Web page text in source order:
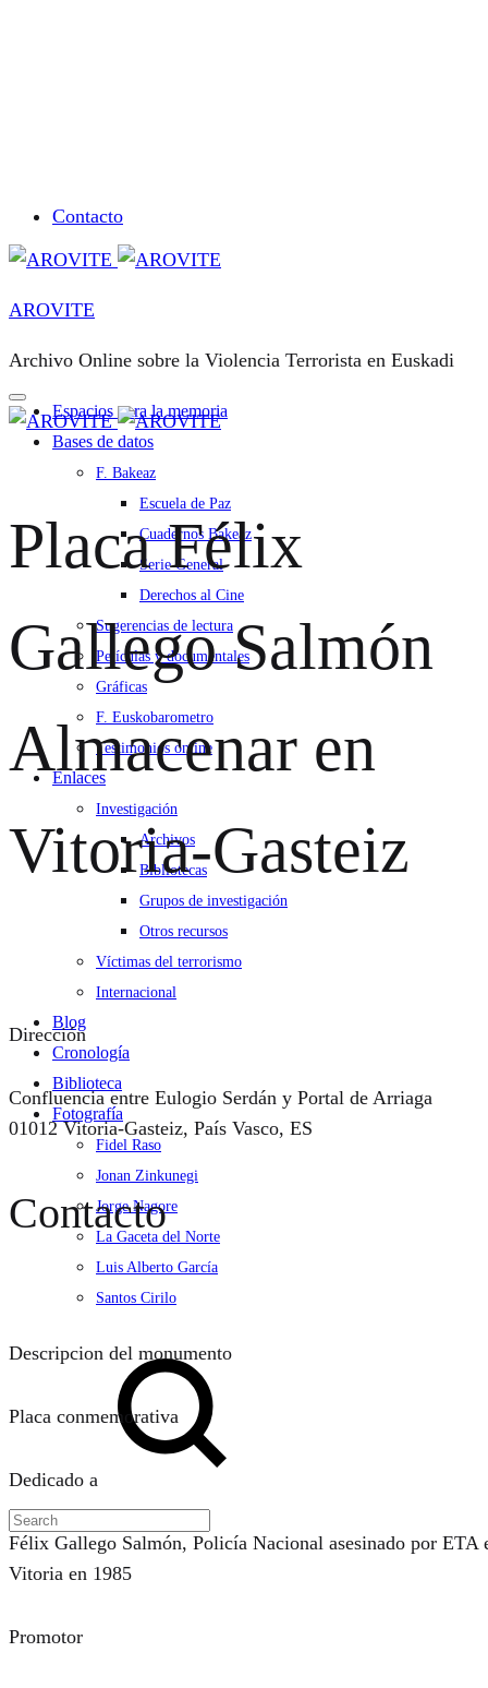
Contacto
AROVITE
Archivo Online sobre la Violencia Terrorista en Euskadi
Espacios para la memoria
Bases de datos
F. Bakeaz
Escuela de Paz
Cuadernos Bakeaz
Serie General
Derechos al Cine
Sugerencias de lectura
Películas y documentales
Gráficas
F. Euskobarometro
Testimonios online
Enlaces
Investigación
Archivos
Bibliotecas
Grupos de investigación
Otros recursos
Víctimas del terrorismo
Internacional
Blog
Cronología
Biblioteca
Fotografía
Fidel Raso
Jonan Zinkunegi
Jorge Nagore
La Gaceta del Norte
Luis Alberto García
Santos Cirilo
Search
Placa Félix
Gallego Salmón
Almacenar en
Vitoria-Gasteiz
Dirección
Confluencia entre Eulogio Serdán y Portal de Arriaga
01012 Vitoria-Gasteiz, País Vasco, ES
Contacto
Descripcion del monumento
Placa conmemorativa
Dedicado a
Félix Gallego Salmón, Policía Nacional asesinado por ETA
Vitoria en 1985
Promotor